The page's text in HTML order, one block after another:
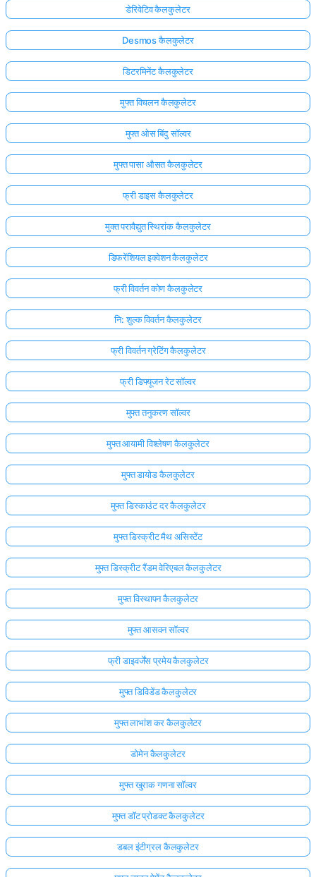
यहाँ
लॉग
डेरिवेटिव कैलकुलेटर
Desmos कैलकुलेटर
डिटरमिनेंट कैलकुलेटर
मुफ्त विचलन कैलकुलेटर
मुफ्त ओस बिंदु सॉल्वर
मुफ्त पासा औसत कैलकुलेटर
फ्री डाइस कैलकुलेटर
मुक्त परावैद्युत स्थिरांक कैलकुलेटर
डिफरेंशियल इक्वेशन कैलकुलेटर
फ्री विवर्तन कोण कैलकुलेटर
नि: शुल्क विवर्तन कैलकुलेटर
फ्री विवर्तन ग्रेटिंग कैलकुलेटर
फ्री डिफ्यूजन रेट सॉल्वर
मुफ्त तनुकरण सॉल्वर
मुफ्त आयामी विश्लेषण कैलकुलेटर
मुफ्त डायोड कैलकुलेटर
मुफ्त डिस्काउंट दर कैलकुलेटर
मुफ्त डिस्क्रीट मैथ असिस्टेंट
मुफ्त डिस्क्रीट रैंडम वेरिएबल कैलकुलेटर
मुफ्त विस्थापन कैलकुलेटर
मुफ्त आसवन सॉल्वर
फ्री डाइवर्जेंस प्रमेय कैलकुलेटर
मुफ्त डिविडेंड कैलकुलेटर
मुफ्त लाभांश कर कैलकुलेटर
डोमेन कैलकुलेटर
मुफ्त खुराक गणना सॉल्वर
मुफ्त डॉट प्रोडक्ट कैलकुलेटर
डबल इंटीग्रल कैलकुलेटर